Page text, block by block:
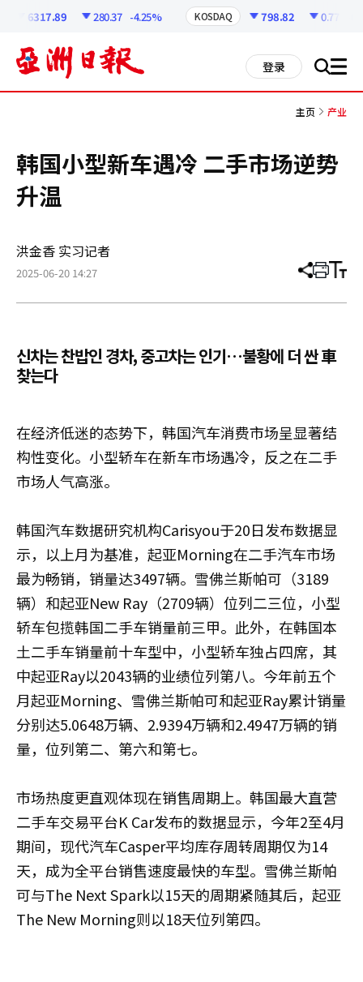
6317.89 280.37 -4.25% KOSDAQ 798.82 0.77
登录 搜 all
主页 产业
韩国小型新车遇冷 二手市场逆势
升温
洪金香 实习记者
2025-06-20 14:27 分
章
打 调
小
신차는 찬밥인 경차, 중고차는 인기…불황에 더 싼 車
찾는다
在经济低迷的态势下，韩国汽车消费市场呈显著结
构性变化。小型轿车在新车市场遇冷，反之在二手
市场人气高涨。
韩国汽车数据研究机构Carisyou于20日发布数据显
示，以上月为基准，起亚Morning在二手汽车市场
最为畅销，销量达3497辆。雪佛兰斯帕可（3189
辆）和起亚New Ray（2709辆）位列二三位，小型
轿车包揽韩国二手车销量前三甲。此外，在韩国本
土二手车销量前十车型中，小型轿车独占四席，其
中起亚Ray以2043辆的业绩位列第八。今年前五个
月起亚Morning、雪佛兰斯帕可和起亚Ray累计销量
分别达5.0648万辆、2.9394万辆和2.4947万辆的销
量，位列第二、第六和第七。
市场热度更直观体现在销售周期上。韩国最大直营
二手车交易平台K Car发布的数据显示，今年2至4月
期间，现代汽车Casper平均库存周转周期仅为14
天，成为全平台销售速度最快的车型。雪佛兰斯帕
可与The Next Spark以15天的周期紧随其后，起亚
The New Morning则以18天位列第四。